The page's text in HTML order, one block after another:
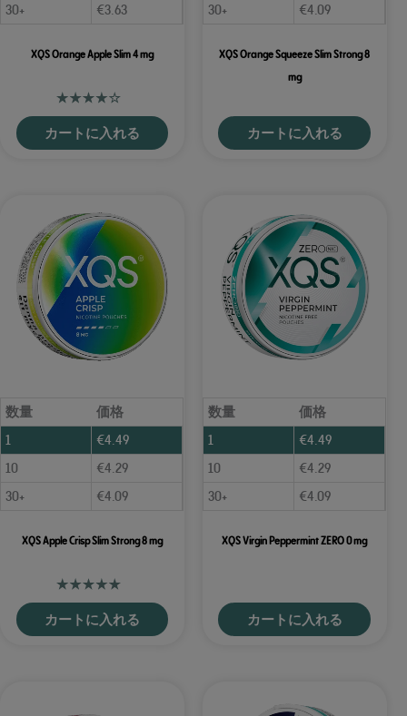
30+
€3.63
XQS Orange Apple Slim 4 mg
カートに入れる
30+
€4.09
XQS Orange Squeeze Slim Strong 8
mg
カートに入れる
数量
価格
1
€4.49
10
€4.29
30+
€4.09
XQS Apple Crisp Slim Strong 8 mg
カートに入れる
数量
価格
1
€4.49
10
€4.29
30+
€4.09
XQS Virgin Peppermint ZERO 0 mg
カートに入れる